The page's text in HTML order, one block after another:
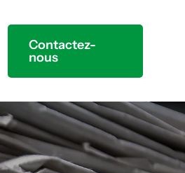
Contactez-
nous